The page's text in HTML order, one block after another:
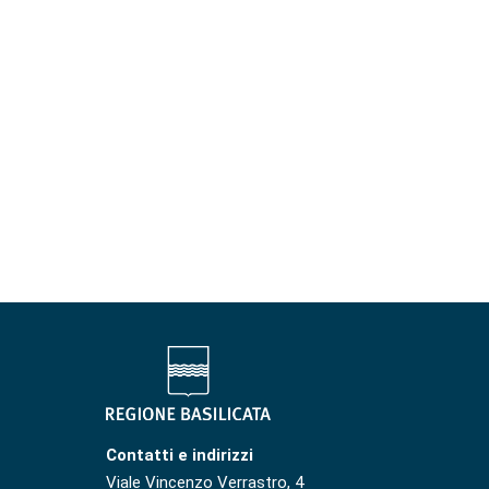
Contatti e indirizzi
Viale Vincenzo Verrastro, 4